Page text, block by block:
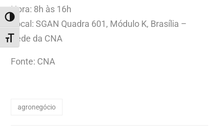
ALTERNAR ALTO CONTRASTE
ALTERNAR TAMANHO DA FONTE
Hora: 8h às 16h
Local: SGAN Quadra 601, Módulo K, Brasília –
Sede da CNA
Fonte: CNA
agronegócio